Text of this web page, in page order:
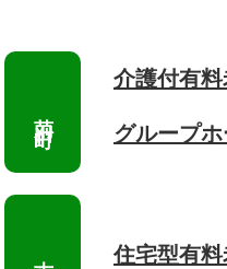
介護付有
グループ
住宅型有